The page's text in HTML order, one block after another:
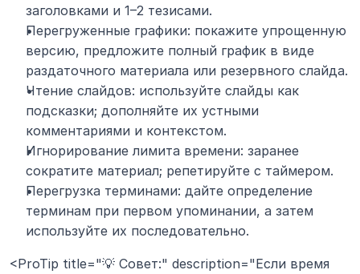
заголовками и 1–2 тезисами.
Перегруженные графики: покажите упрощенную
версию, предложите полный график в виде
раздаточного материала или резервного слайда.
Чтение слайдов: используйте слайды как
подсказки; дополняйте их устными
комментариями и контекстом.
Игнорирование лимита времени: заранее
сократите материал; репетируйте с таймером.
Перегрузка терминами: дайте определение
терминам при первом упоминании, а затем
используйте их последовательно.
<ProTip title="💡 Совет:" description="Если время